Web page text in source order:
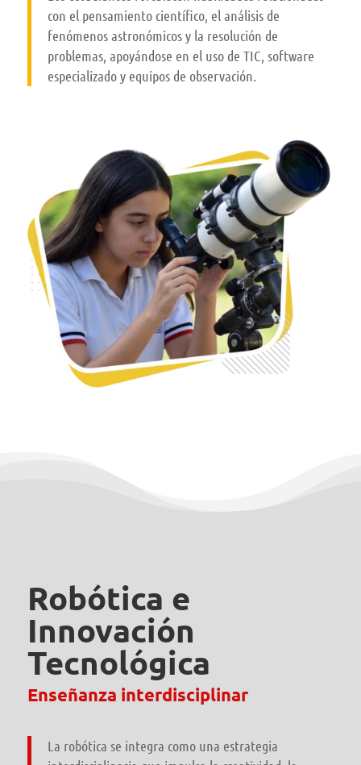
con el pensamiento científico, el análisis de
fenómenos astronómicos y la resolución de
problemas, apoyándose en el uso de TIC, software
especializado y equipos de observación.
Robótica e
Innovación
Tecnológica
Enseñanza interdisciplinar
La robótica se integra como una estrategia